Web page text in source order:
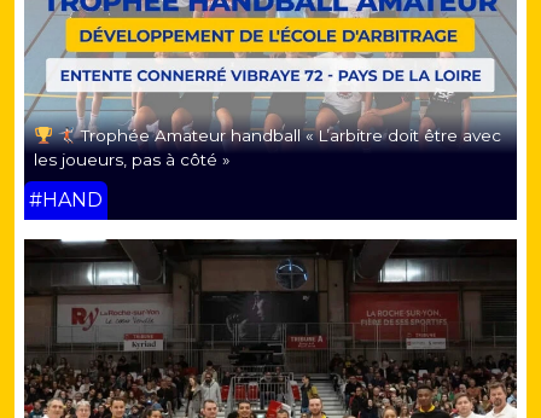
Trophée Amateur handball « L’arbitre doit être avec
les joueurs, pas à côté »
#HAND